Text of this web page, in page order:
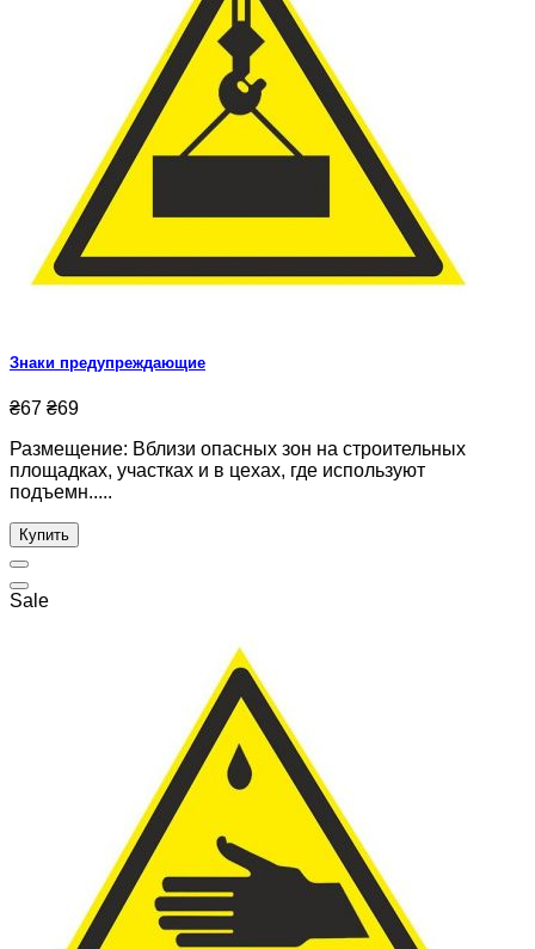
Знаки предупреждающие
₴67 ₴69
Размещение: Вблизи опасных зон на строительных
площадках, участках и в цехах, где используют
подъемн.....
Купить
Sale